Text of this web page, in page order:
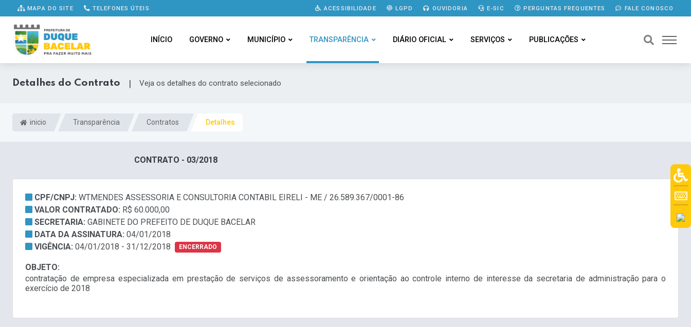
MAPA DO SITE TELEFONES ÚTEIS ACESSIBILIDADE LGPD OUVIDORIA E-SIC PERGUNTAS FREQUENTES FALE CONOSCO
INÍCIO GOVERNO MUNICÍPIO TRANSPARÊNCIA DIÁRIO OFICIAL SERVIÇOS PUBLICAÇÕES
Detalhes do Contrato | Veja os detalhes do contrato selecionado
inicio Transparência Contratos Detalhes
CONTRATO - 03/2018
CPF/CNPJ: WTMENDES ASSESSORIA E CONSULTORIA CONTABIL EIRELI - ME / 26.589.367/0001-86
VALOR CONTRATADO: R$ 60.000,00
SECRETARIA: GABINETE DO PREFEITO DE DUQUE BACELAR
DATA DA ASSINATURA: 04/01/2018
VIGÊNCIA: 04/01/2018 - 31/12/2018 ENCERRADO
OBJETO:
contratação de empresa especializada em prestação de serviços de assessoramento e orientação ao controle interno de interesse da secretaria de administração para o
exercício de 2018